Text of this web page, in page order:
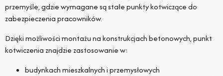
przemyśle, gdzie wymagane są stałe punkty kotwiczące do
zabezpieczenia pracowników.
Dzięki możliwości montażu na konstrukcjach betonowych, punkt
kotwiczenia znajdzie zastosowanie w:
budynkach mieszkalnych i przemysłowych